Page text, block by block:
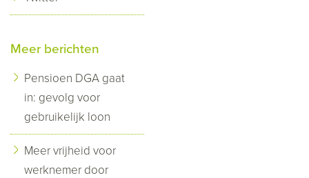
Meer berichten
Pensioen DGA gaat
in: gevolg voor
gebruikelijk loon
Meer vrijheid voor
werknemer door